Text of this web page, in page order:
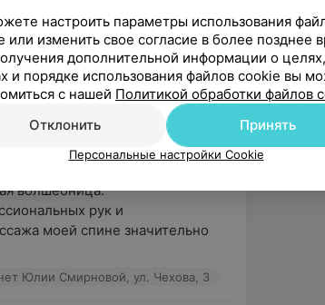
ул. Чехова, 3
волшебница.
рук и
моей спине значительно
Юлии Смирновой, ул. Чехова, 3
настроить параметры использования
или изменить свое согласие в более позднее
дополнительной информации о целях,
и порядке использования файлов cookie вы
с нашей Политикой обработки файлов
Отклонить
Принять
Персональные настройки Cookie